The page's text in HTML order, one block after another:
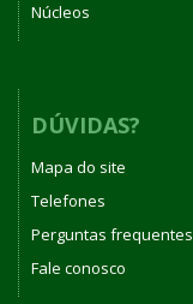
Núcleos
DÚVIDAS?
Mapa do site
Telefones
Perguntas frequentes
Fale conosco